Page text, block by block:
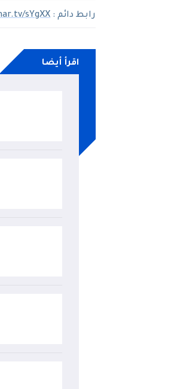
رابط دائم :sYgXX
اقرأ أيضا